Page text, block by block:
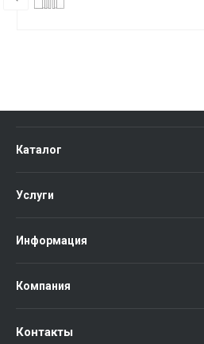
Каталог
Услуги
Информация
Компания
Контакты